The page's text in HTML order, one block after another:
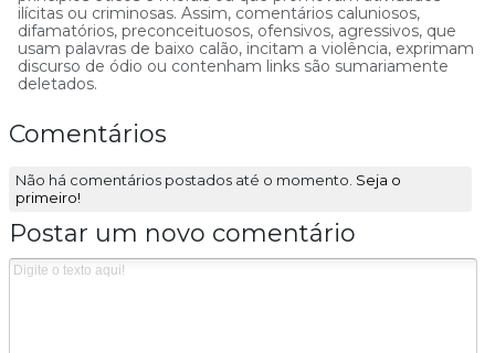
ilícitas ou criminosas. Assim, comentários caluniosos,
difamatórios, preconceituosos, ofensivos, agressivos, que
usam palavras de baixo calão, incitam a violência, exprimam
discurso de ódio ou contenham links são sumariamente
deletados.
Comentários
Não há comentários postados até o momento. Seja o
primeiro!
Postar um novo comentário